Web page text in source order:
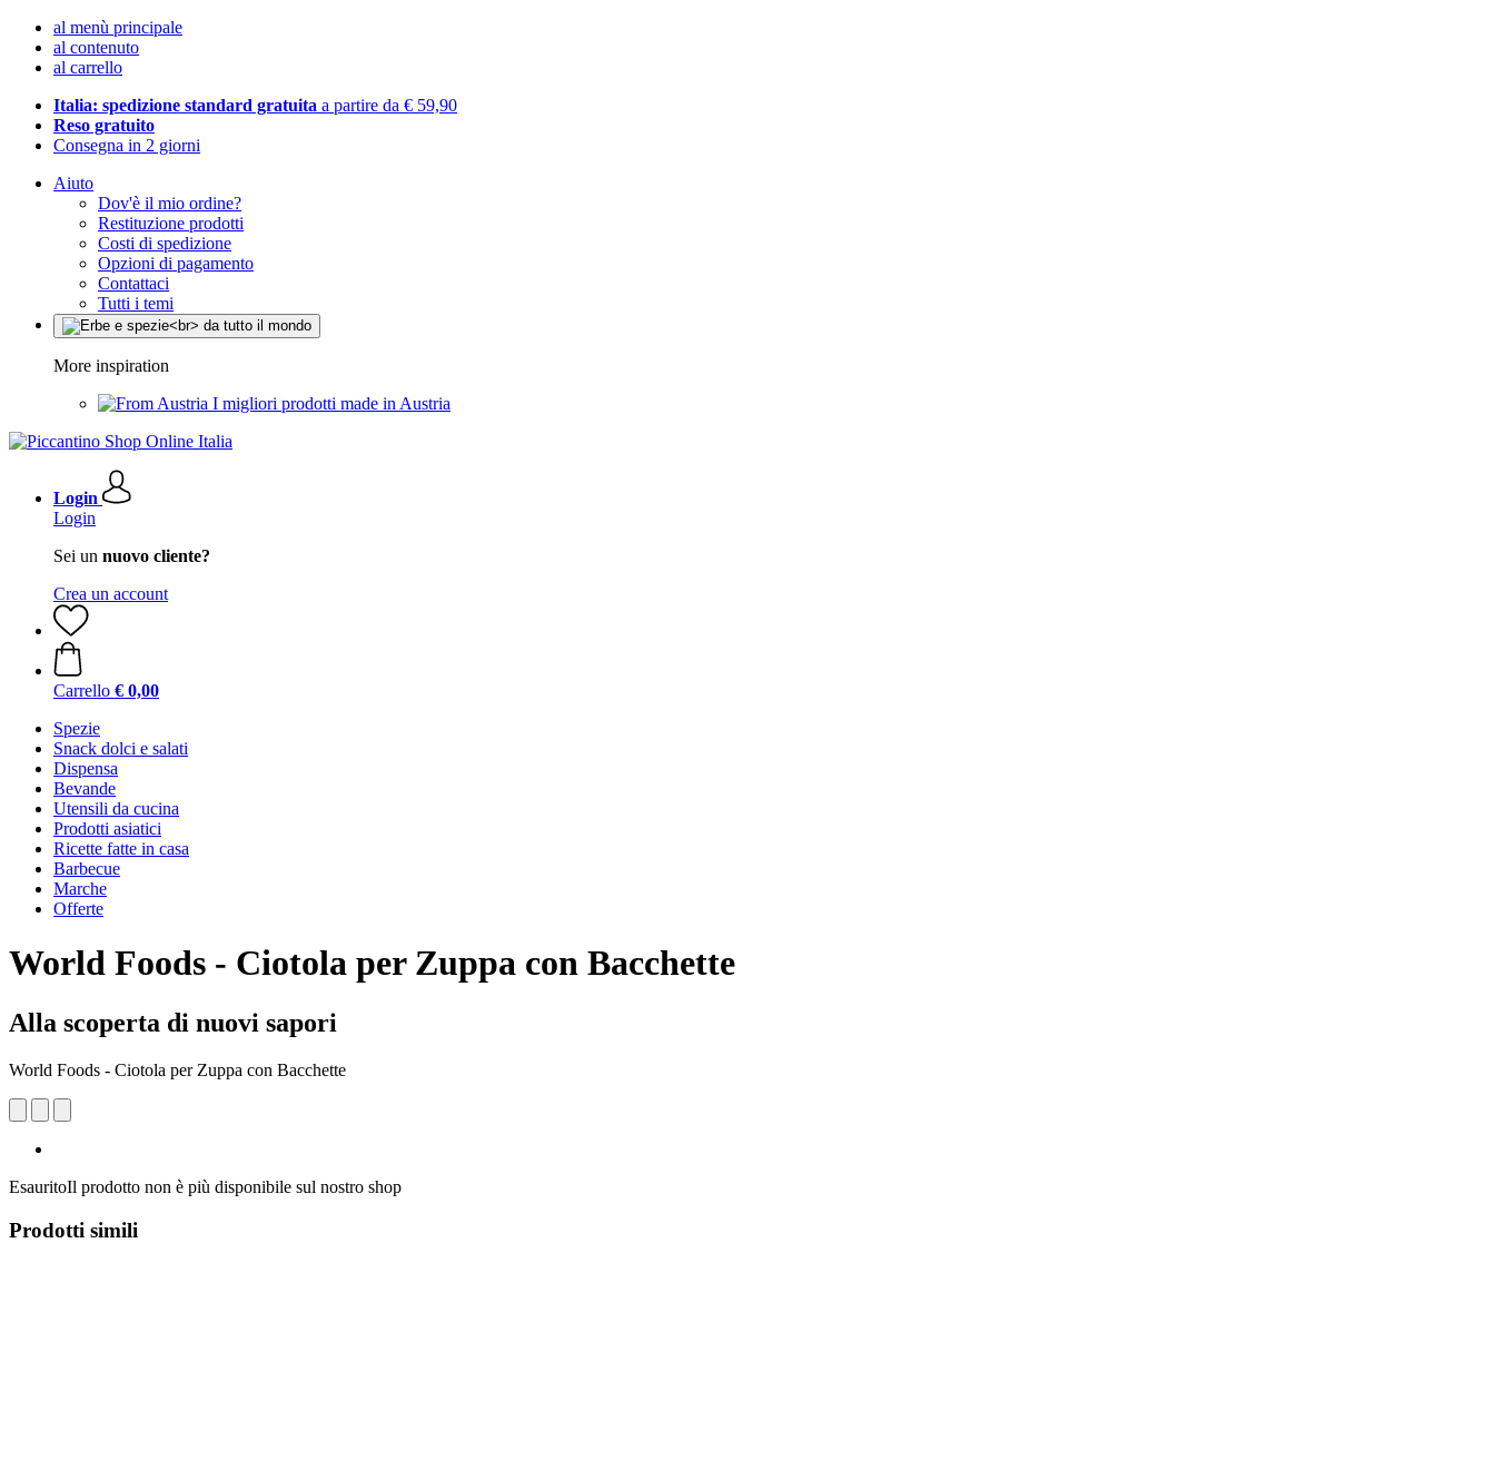
al menù principale
al contenuto
al carrello
Italia: spedizione standard gratuita a partire da € 59,90
Reso gratuito
Consegna in 2 giorni
Aiuto
Dov'è il mio ordine?
Restituzione prodotti
Costi di spedizione
Opzioni di pagamento
Contattaci
Tutti i temi
More inspiration
I migliori prodotti made in Austria
Login
Login
Sei un nuovo cliente?
Crea un account
Carrello € 0,00
Spezie
Snack dolci e salati
Dispensa
Bevande
Utensili da cucina
Prodotti asiatici
Ricette fatte in casa
Barbecue
Marche
Offerte
World Foods - Ciotola per Zuppa con Bacchette
Alla scoperta di nuovi sapori
World Foods - Ciotola per Zuppa con Bacchette
EsauritoIl prodotto non è più disponibile sul nostro shop
Prodotti simili